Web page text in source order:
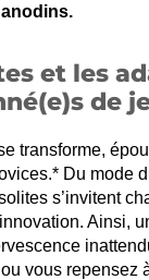
et les
de
transforme,
Du mode
s’invitent
Ainsi,
vous repensez